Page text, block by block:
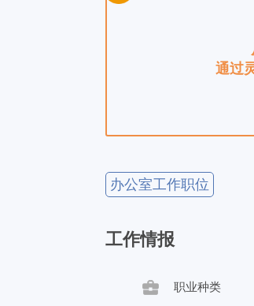
通过
办公室工作职位
工作情报
business_center 职业种类